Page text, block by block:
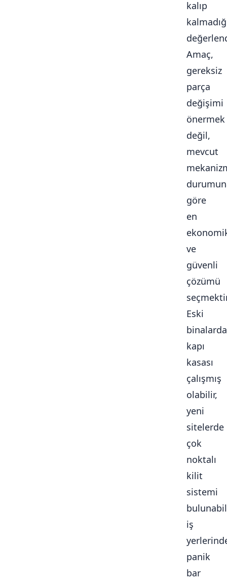
kalıp
Amaç,
gereksiz
parça
değişimi
önermek
değil,
mevcut
göre
en
ve
güvenli
çözümü
Eski
binalarda
kapı
kasası
çalışmış
olabilir,
yeni
sitelerde
çok
noktalı
kilit
sistemi
iş
panik
bar